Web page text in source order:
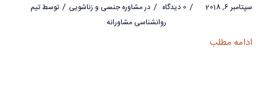
سپتامبر 6, 2018 / 0 دیدگاه / درمشاوره جنسی و زناشویی / توسطتیم
روانشناسی مشاورانه
ادامه مطلب